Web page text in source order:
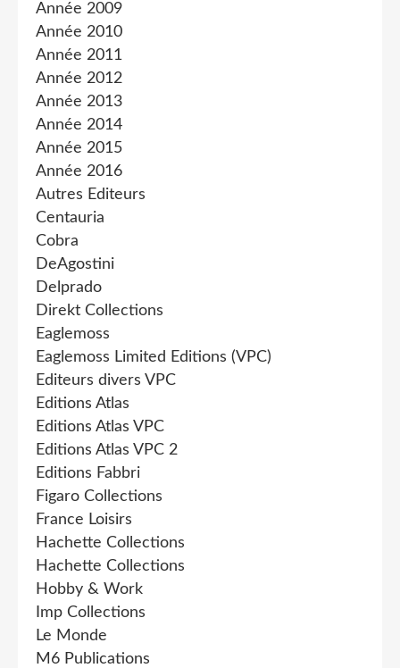
Année 2009
Année 2010
Année 2011
Année 2012
Année 2013
Année 2014
Année 2015
Année 2016
Autres Editeurs
Centauria
Cobra
DeAgostini
Delprado
Direkt Collections
Eaglemoss
Eaglemoss Limited Editions (VPC)
Editeurs divers VPC
Editions Atlas
Editions Atlas VPC
Editions Atlas VPC 2
Editions Fabbri
Figaro Collections
France Loisirs
Hachette Collections
Hachette Collections
Hobby & Work
Imp Collections
Le Monde
M6 Publications